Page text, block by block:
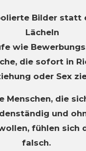
Bilder statt
Lächeln
wie
die sofort in
oder Sex
Menschen, die
und
fühlen sich
falsch.